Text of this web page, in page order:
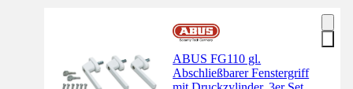
ABUS FG110 gl.
Abschließbarer Fenstergriff